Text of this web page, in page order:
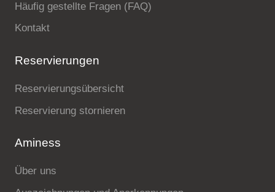
Häufig gestellte Fragen (FAQ)
Kontakt
Reservierungen
Reservierungsübersicht
Reservierung stornieren
Aminess
Über uns